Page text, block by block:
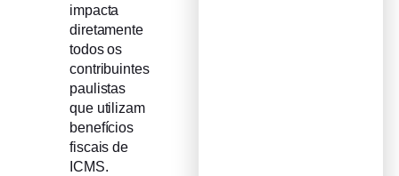
impacta
diretamente
todos os
contribuintes
paulistas
que utilizam
benefícios
fiscais de
ICMS.